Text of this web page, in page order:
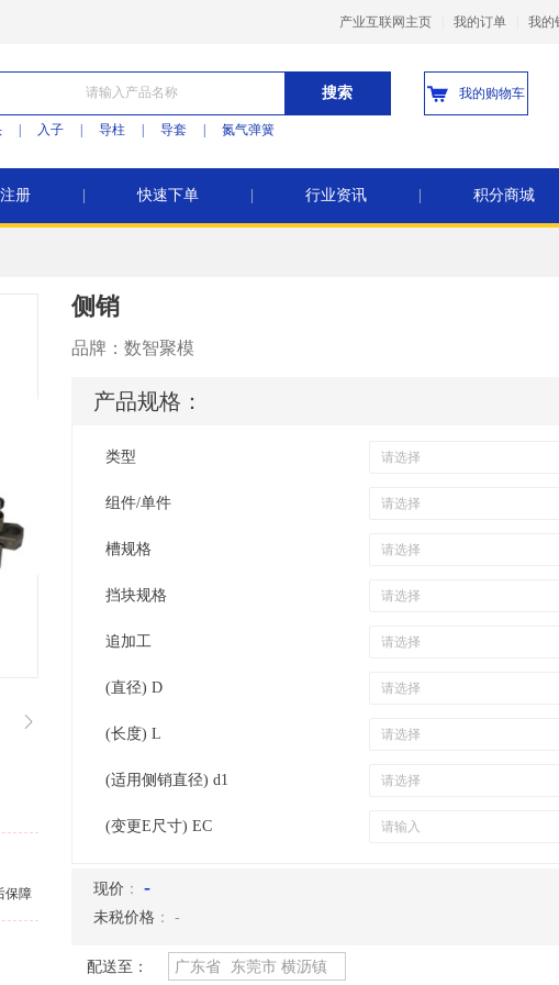
产业互联网主页 我的订单 我的
搜索
入子 导柱 导套 氮气弹簧
我的购物车
册 快速下单 行业资讯 积分商城
保障
侧销
品牌： 数智聚模
产品规格：
类型
组件/单件
槽规格
挡块规格
追加工
(直径) D
(长度) L
(适用侧销直径) d1
(变更E尺寸) EC
现价 ： -
未税价格 ： -
配送至： 广东省 东莞市 横沥镇